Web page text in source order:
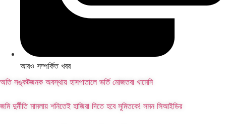
আরও সম্পর্কিত খবর
অতি সঙ্কটজনক অবস্থায় হাসপাতালে ভর্তি মোজতবা খামেনি
জমি দুর্নীতি মামলায় শনিতেই হাজিরা দিতে হবে সুমিতকে! সমন সিআইডির